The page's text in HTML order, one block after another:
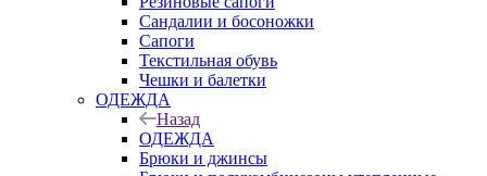
Сандалии и босоножки
Сапоги
Текстильная обувь
Чешки и балетки
ОДЕЖДА
Назад
ОДЕЖДА
Брюки и джинсы